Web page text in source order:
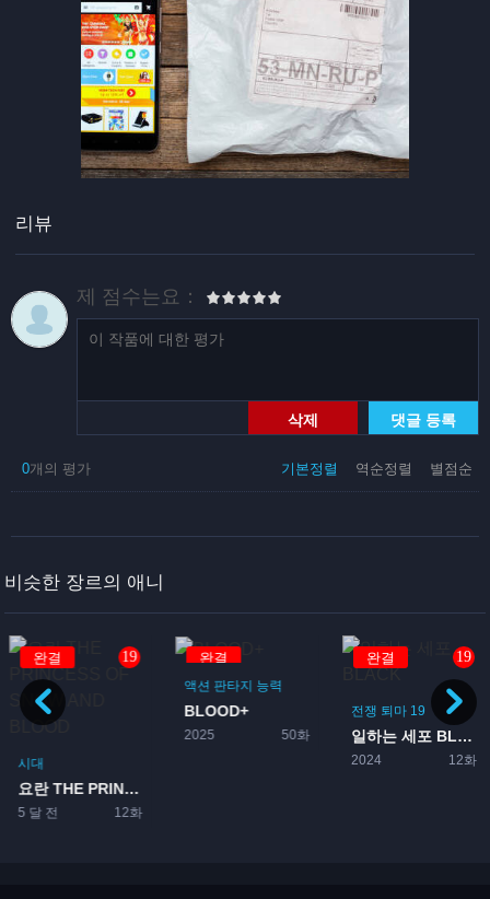
리뷰
제 점수는요：
삭제 댓글 등록
기본정렬 역순정렬 별점순
0개의 평가
비슷한 장르의 애니
완결 19
시대
요란 THE PRINCESS...
5 달 전 12화
완결
액션 판타지 능력
BLOOD+
2025 50화
완결 19
전쟁 퇴마 19
일하는 세포 BLACK
2024 12화